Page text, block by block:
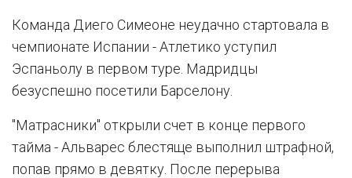
Команда Диего Симеоне неудачно стартовала в
чемпионате Испании - Атлетико уступил
Эспаньолу в первом туре. Мадридцы
безуспешно посетили Барселону.
"Матрасники" открыли счет в конце первого
тайма - Альварес блестяще выполнил штрафной,
попав прямо в девятку. После перерыва